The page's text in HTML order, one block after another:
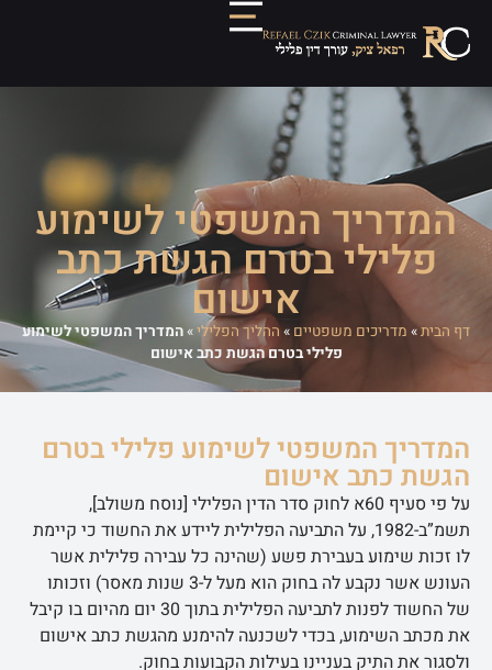
המדריך המשפטי לשימוע
פלילי בטרם הגשת כתב
אישום
דף הבית» מדריכים משפטיים»ההליך הפלילי»המדריך המשפטי לשימוע
פלילי בטרם הגשת כתב אישום
המדריך המשפטי לשימוע פלילי בטרם
הגשת כתב אישום
על פי סעיף 60א לחוק סדר הדין הפלילי [נוסח משולב],
תשמ”ב-1982, על התביעה הפלילית ליידע את החשוד כי קיימת
לו זכות שימוע בעבירת פשע (שהינה כל עבירה פלילית אשר
העונש אשר נקבע לה בחוק הוא מעל ל-3 שנות מאסר) וזכותו
של החשוד לפנות לתביעה הפלילית בתוך 30 יום מהיום בו קיבל
את מכתב השימוע, בכדי לשכנעה להימנע מהגשת כתב אישום
ולסגור את התיק בעניינו בעילות הקבועות בחוק.